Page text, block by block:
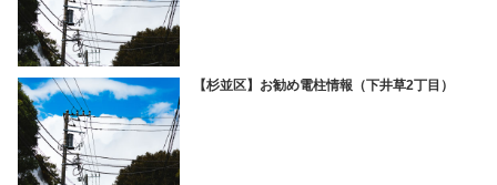
【杉並区】お勧め電柱情報（下井草2丁目）